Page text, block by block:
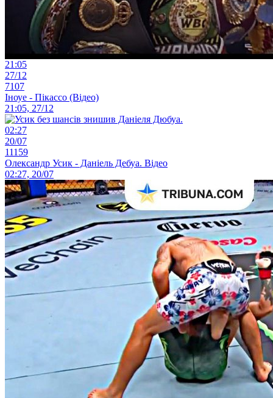
21:05
27/12
7107
Іноуе - Пікассо (Відео)
21:05, 27/12
02:27
20/07
11159
Олександр Усик - Даніель Дебуа. Відео
02:27, 20/07